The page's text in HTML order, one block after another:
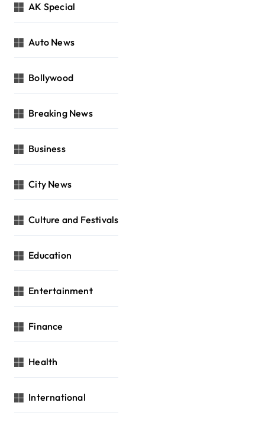
AK Special
Auto News
Bollywood
Breaking News
Business
City News
Culture and Festivals
Education
Entertainment
Finance
Health
International